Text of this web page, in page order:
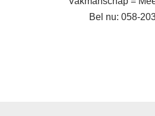
Bel nu: 058-